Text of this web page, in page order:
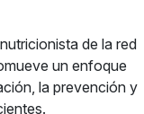
de la red
un enfoque
la prevención y